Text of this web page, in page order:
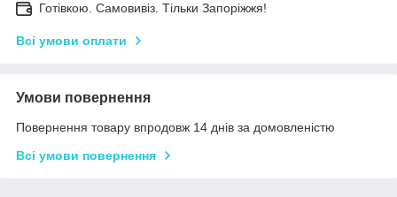
Готівкою. Самовивіз. Тільки Запоріжжя!
Всі умови оплати
Умови повернення
Повернення товару впродовж 14 днів за домовленістю
Всі умови повернення